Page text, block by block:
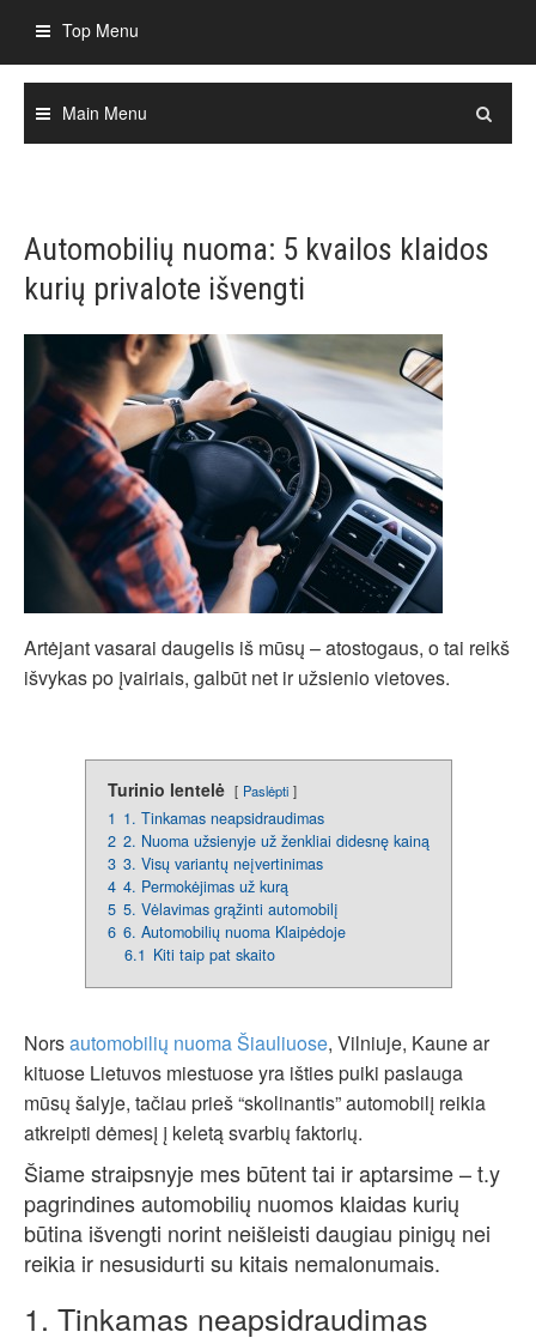
content
Top Menu
Main Menu
Automobilių nuoma: 5 kvailos klaidos
kurių privalote išvengti
Artėjant vasarai daugelis iš mūsų – atostogaus, o tai reikš
išvykas po įvairiais, galbūt net ir užsienio vietoves.
Turinio lentelė Paslėpti
1 1. Tinkamas neapsidraudimas
2 2. Nuoma užsienyje už ženkliai didesnę kainą
3 3. Visų variantų neįvertinimas
4 4. Permokėjimas už kurą
5 5. Vėlavimas grąžinti automobilį
6 6. Automobilių nuoma Klaipėdoje
6.1 Kiti taip pat skaito
Norsautomobilių nuoma Šiauliuose, Vilniuje, Kaune ar
kituose Lietuvos miestuose yra išties puiki paslauga
mūsų šalyje, tačiau prieš “skolinantis” automobilį reikia
atkreipti dėmesį į keletą svarbių faktorių.
Šiame straipsnyje mes būtent tai ir aptarsime – t.y
pagrindines automobilių nuomos klaidas kurių
būtina išvengti norint neišleisti daugiau pinigų nei
reikia ir nesusidurti su kitais nemalonumais.
1. Tinkamas neapsidraudimas